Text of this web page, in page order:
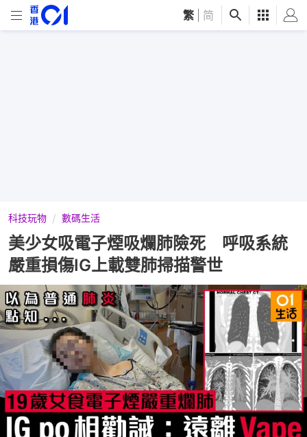
繁 简
科技玩物 數碼生活
美少女吸電子煙吸爛肺險死 呼吸系統
嚴重損傷IG上載雙肺掃描警世